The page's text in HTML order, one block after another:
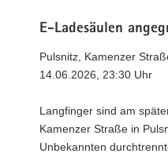
E-Ladesäulen
Pulsnitz, Kamenzer
14.06.2026, 23:30 Uhr
Langfinger sind am
Kamenzer Straße in
Unbekannten